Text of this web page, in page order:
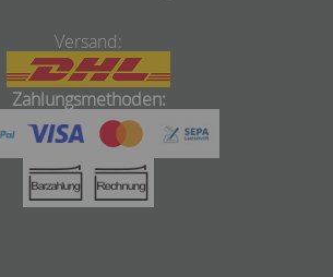
Versand:
Zahlungsmethoden: